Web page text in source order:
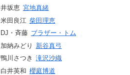
井坂恵 宮地真緒
米田良江 柴田理恵
DJ・斉藤 ブラザー・トム
加納みどり
新谷真弓
鴨川さつき 滝沢沙織
白井英和 櫻庭博道